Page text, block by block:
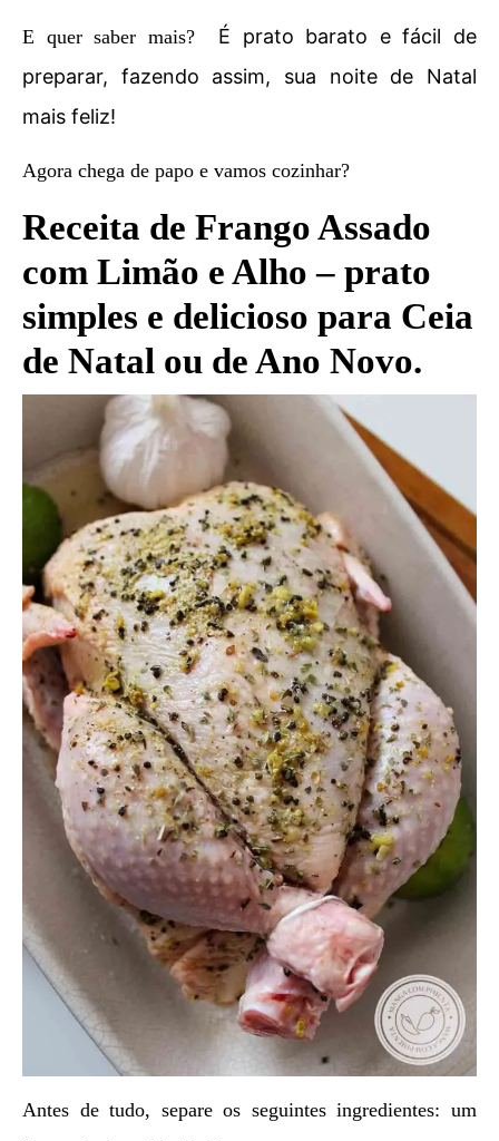
E quer saber mais? É prato barato e fácil de
preparar, fazendo assim, sua noite de Natal
mais feliz!
Agora chega de papo e vamos cozinhar?
Receita de Frango Assado
com Limão e Alho – prato
simples e delicioso para Ceia
de Natal ou de Ano Novo.
Antes de tudo, separe os seguintes ingredientes: um